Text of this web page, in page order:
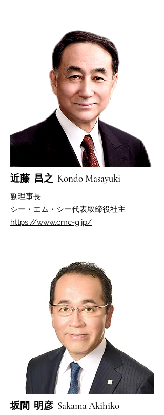
​近藤 昌之 Kondo Masayuki
​副理事長
​シー・エム・シー代表取締役社主
https://www.cmc-g.jp/
​坂間 明彦 Sakama Akihiko